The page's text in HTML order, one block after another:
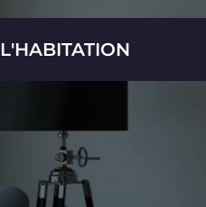
L'HABITATION